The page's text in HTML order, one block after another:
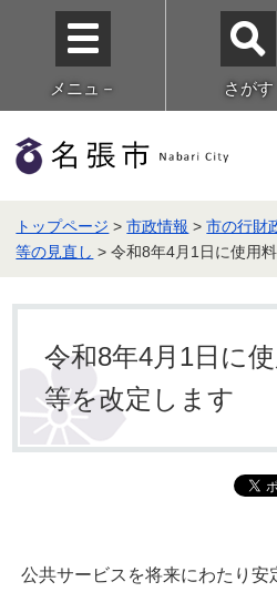
メニュ－ さがす
トップページ >市政情報 >市の行財
等の見直し > 令和8年4月1日に使用
令和8年4月1日に
等を改定します
公共サービスを将来にわたり安